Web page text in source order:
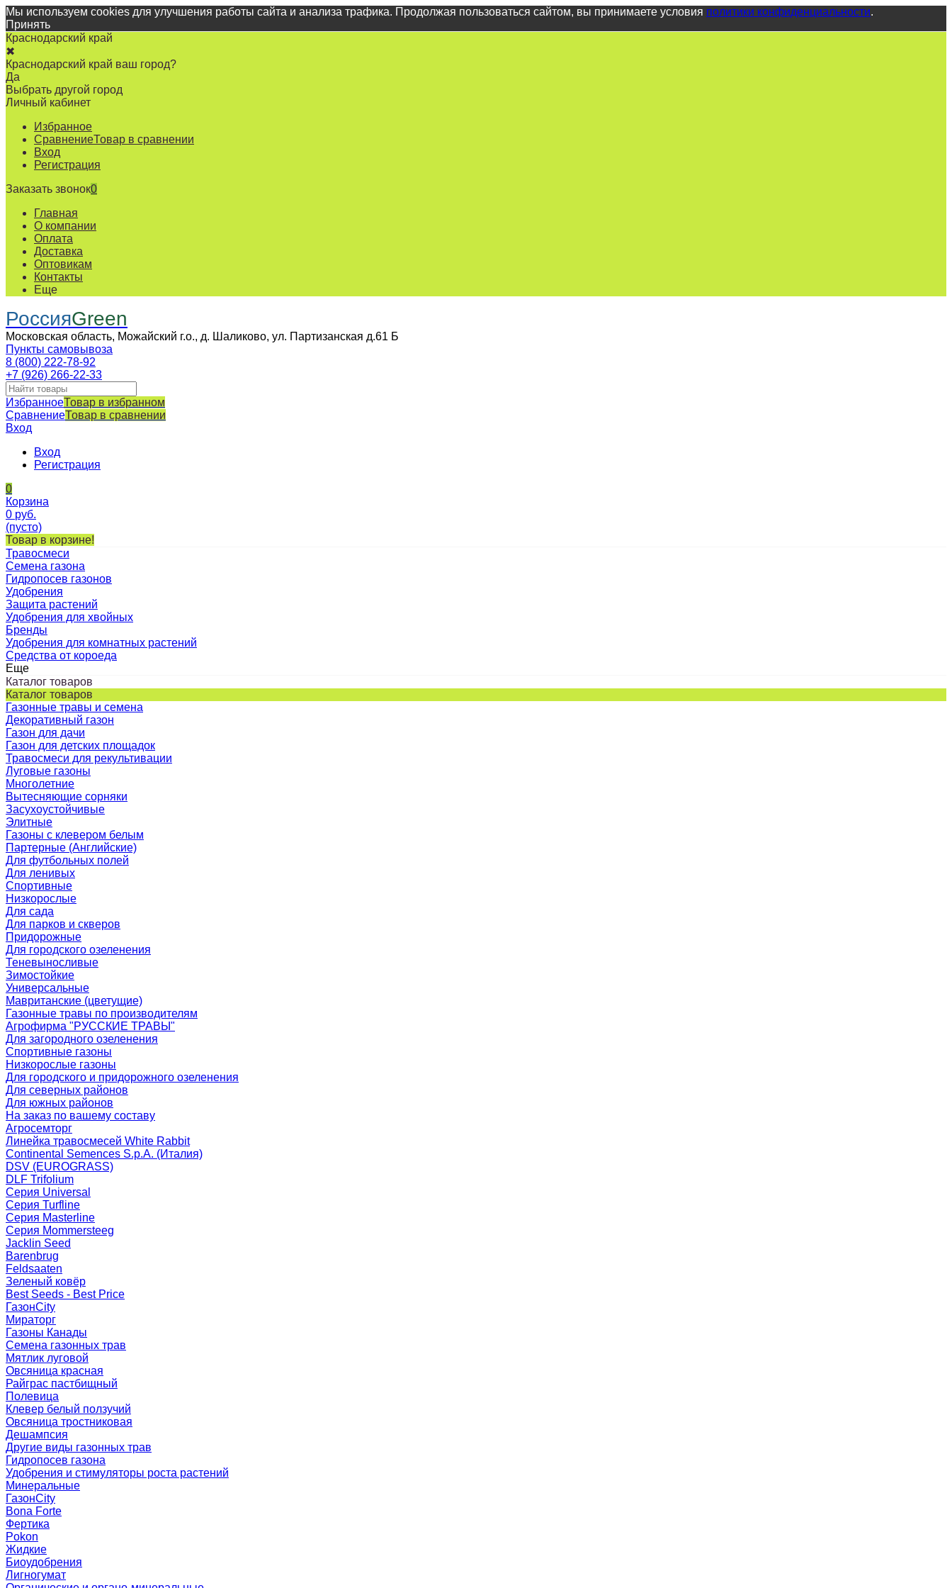
Мы используем cookies для улучшения работы сайта и анализа трафика. Продолжая пользоваться сайтом, вы принимаете условия политики конфиденциальности.
Принять
Краснодарский край
✖
Краснодарский край ваш город?
Да
Выбрать другой город
Личный кабинет
Избранное
СравнениеТовар в сравнении
Вход
Регистрация
Заказать звонок0
Главная
О компании
Оплата
Доставка
Оптовикам
Контакты
Еще
РоссияGreen
Московская область, Можайский г.о., д. Шаликово, ул. Партизанская д.61 Б
Пункты самовывоза
8 (800) 222-78-92
+7 (926) 266-22-33
ИзбранноеТовар в избранном
СравнениеТовар в сравнении
Вход
Вход
Регистрация
0
Корзина
0 руб.
(пусто)
Товар в корзине!
Травосмеси
Семена газона
Гидропосев газонов
Удобрения
Защита растений
Удобрения для хвойных
Бренды
Удобрения для комнатных растений
Средства от короеда
Еще
Каталог товаров
Каталог товаров
Газонные травы и семена
Декоративный газон
Газон для дачи
Газон для детских площадок
Травосмеси для рекультивации
Луговые газоны
Многолетние
Вытесняющие сорняки
Засухоустойчивые
Элитные
Газоны с клевером белым
Партерные (Английские)
Для футбольных полей
Для ленивых
Спортивные
Низкорослые
Для сада
Для парков и скверов
Придорожные
Для городского озеленения
Теневыносливые
Зимостойкие
Универсальные
Мавританские (цветущие)
Газонные травы по производителям
Агрофирма "РУССКИЕ ТРАВЫ"
Для загородного озеленения
Спортивные газоны
Низкорослые газоны
Для городского и придорожного озеленения
Для северных районов
Для южных районов
На заказ по вашему составу
Агросемторг
Линейка травосмесей White Rabbit
Continental Semences S.p.A. (Италия)
DSV (EUROGRASS)
DLF Trifolium
Серия Universal
Серия Turfline
Серия Masterline
Серия Mommersteeg
Jacklin Seed
Barenbrug
Feldsaaten
Зеленый ковёр
Best Seeds - Best Price
ГазонCity
Мираторг
Газоны Канады
Семена газонных трав
Мятлик луговой
Овсяница красная
Райграс пастбищный
Полевица
Клевер белый ползучий
Овсяница тростниковая
Дешампсия
Другие виды газонных трав
Гидропосев газона
Удобрения и стимуляторы роста растений
Минеральные
ГазонCity
Bona Forte
Фертика
Pokon
Жидкие
Биоудобрения
Лигногумат